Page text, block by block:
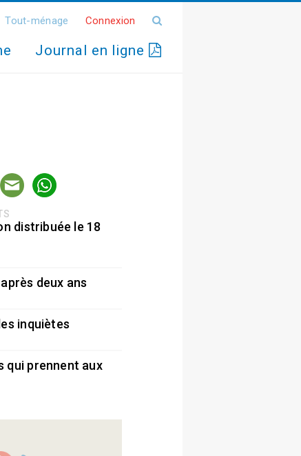
Tout-ménage Connexion
Journal en ligne
distribuée le 18
deux ans
inquiètes
qui prennent aux